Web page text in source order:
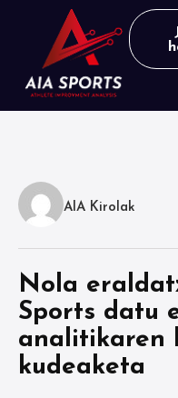
AIA Kirolak
Nola
Sports datu
analitikaren
kudeaketa